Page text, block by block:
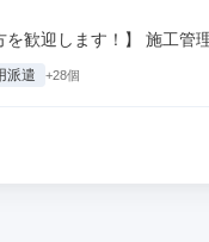
歓迎します！】 施工管
派遣 +28個